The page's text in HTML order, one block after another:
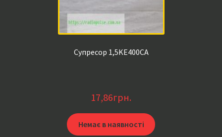
Супресор 1,5KE400CA
17,86грн.
Немає в наявності